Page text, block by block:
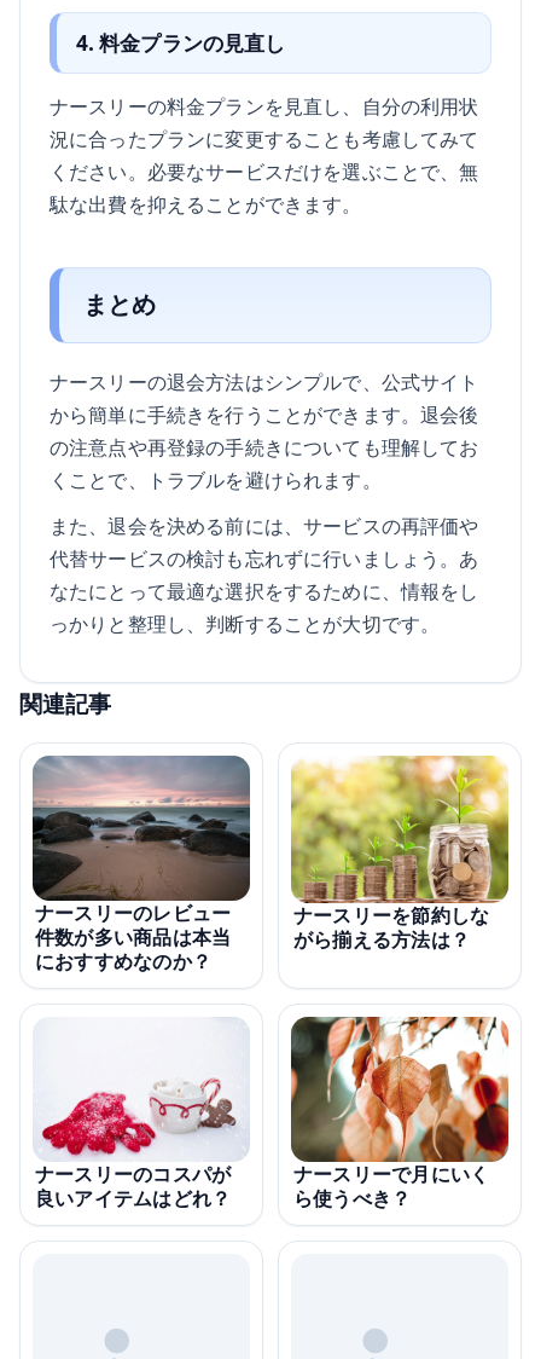
4. 料金プランの見直し
ナースリーの料金プランを見直し、自分の利用状
況に合ったプランに変更することも考慮してみて
ください。必要なサービスだけを選ぶことで、無
駄な出費を抑えることができます。
まとめ
ナースリーの退会方法はシンプルで、公式サイト
から簡単に手続きを行うことができます。退会後
の注意点や再登録の手続きについても理解してお
くことで、トラブルを避けられます。
また、退会を決める前には、サービスの再評価や
代替サービスの検討も忘れずに行いましょう。あ
なたにとって最適な選択をするために、情報をし
っかりと整理し、判断することが大切です。
関連記事
ナースリーのレビュー
件数が多い商品は本当
におすすめなのか？
ナースリーを節約しな
がら揃える方法は？
ナースリーのコスパが
良いアイテムはどれ？
ナースリーで月にいく
ら使うべき？